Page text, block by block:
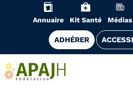
Annuaire Kit Santé Médias
ADHÉRER